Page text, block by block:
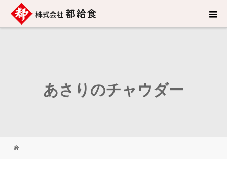
あさりのチャウダー